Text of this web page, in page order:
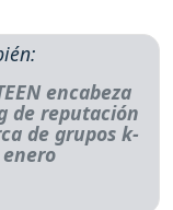
encabeza
de reputación
de grupos k-